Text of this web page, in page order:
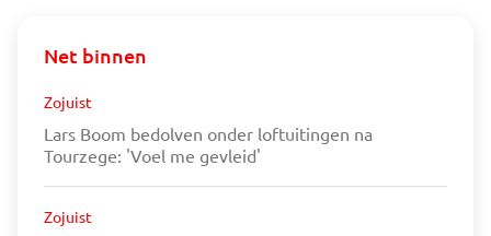
Net binnen
Zojuist
Lars Boom bedolven onder loftuitingen na
Tourzege: 'Voel me gevleid'
Zojuist